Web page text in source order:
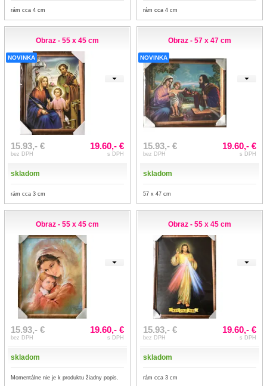
rám cca 4 cm rám cca 4 cm
Obraz - 55 x 45 cm
NOVINKA
15.93,- €
bez DPH
19.60,- €
s DPH
skladom
rám cca 3 cm
Obraz - 57 x 47 cm
NOVINKA
15.93,- €
bez DPH
19.60,- €
s DPH
skladom
57 x 47 cm
Obraz - 55 x 45 cm
15.93,- €
bez DPH
19.60,- €
s DPH
skladom
Momentálne nie je k produktu žiadny popis.
Obraz - 55 x 45 cm
15.93,- €
bez DPH
19.60,- €
s DPH
skladom
rám cca 3 cm